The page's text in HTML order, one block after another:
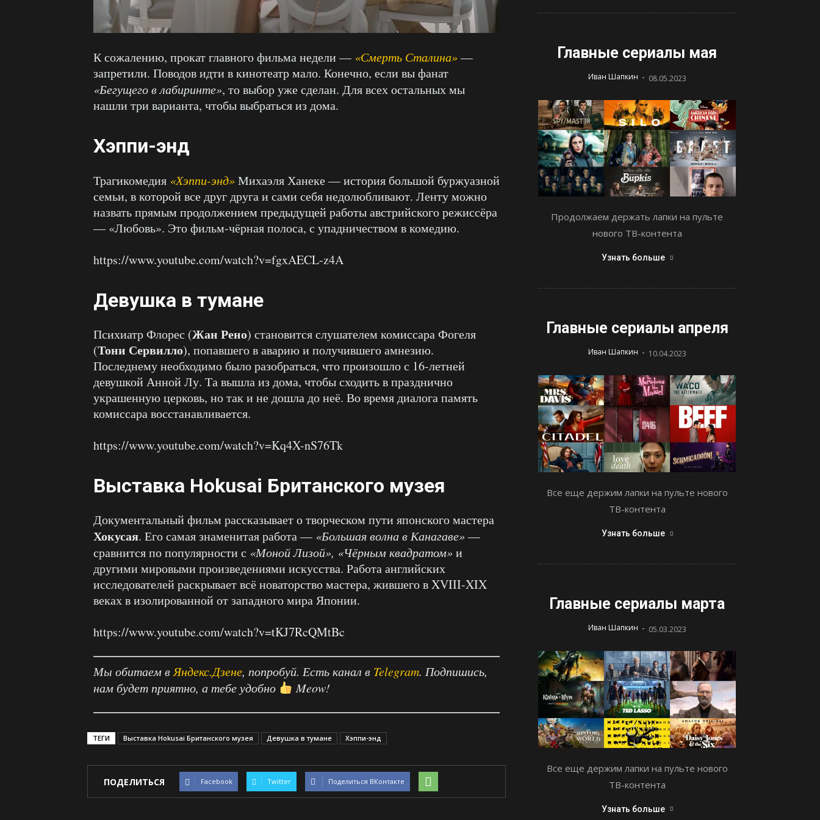
К сожалению, прокат главного фильма недели — «Смерть Сталина»—
запретили. Поводов идти в кинотеатр мало. Конечно, если вы фанат
«Бегущего в лабиринте», то выбор уже сделан. Для всех остальных мы
нашли три варианта, чтобы выбраться из дома.
Хэппи-энд
Трагикомедия «Хэппи-энд»Михаэля Ханеке — история большой буржуазной
семьи, в которой все друг друга и сами себя недолюбливают. Ленту можно
назвать прямым продолжением предыдущей работы австрийского режиссёра
— «Любовь». Это фильм-чёрная полоса, с упадничеством в комедию.
https://www.youtube.com/watch?v=fgxAECL-z4A
Девушка в тумане
Психиатр Флорес (Жан Рено) становится слушателем комиссара Фогеля
(Тони Сервилло), попавшего в аварию и получившего амнезию.
Последнему необходимо было разобраться, что произошло с 16-летней
девушкой Анной Лу. Та вышла из дома, чтобы сходить в празднично
украшенную церковь, но так и не дошла до неё. Во время диалога память
комиссара восстанавливается.
https://www.youtube.com/watch?v=Kq4X-nS76Tk
Выставка Hokusai Британского музея
Документальный фильм рассказывает о творческом пути японского мастера
Хокусая. Его самая знаменитая работа — «Большая волна в Канагаве»—
сравнится по популярности с «Моной Лизой», «Чёрным квадратом»и
другими мировыми произведениями искусства. Работа английских
исследователей раскрывает всё новаторство мастера, жившего в XVIII-XIX
веках в изолированной от западного мира Японии.
https://www.youtube.com/watch?v=tKJ7RcQMtBc
Мы обитаем в Яндекс.Дзене, попробуй. Есть канал в Telegram. Подпишись,
нам будет приятно, а тебе удобно
Meow!
ТЕГИ Выставка Hokusai Британского музея Девушка в тумане Хэппи-энд
ПОДЕЛИТЬСЯ Facebook Twitter Поделиться ВКонтакте
Главные сериалы мая
Иван Шапкин - 08.05.2023
Продолжаем держать лапки на пульте
нового ТВ-контента
Узнать больше
Главные сериалы апреля
Иван Шапкин - 10.04.2023
Все еще держим лапки на пульте нового
ТВ-контента
Узнать больше
Главные сериалы марта
Иван Шапкин - 05.03.2023
Все еще держим лапки на пульте нового
ТВ-контента
Узнать больше